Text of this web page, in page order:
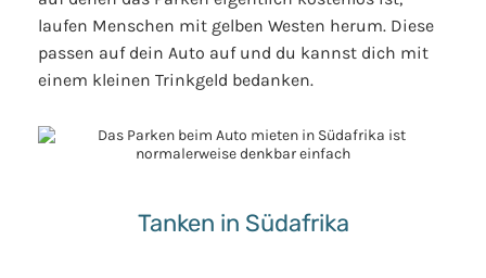
laufen Menschen mit gelben Westen herum. Diese
passen auf dein Auto auf und du kannst dich mit
einem kleinen Trinkgeld bedanken.
Tanken in Südafrika